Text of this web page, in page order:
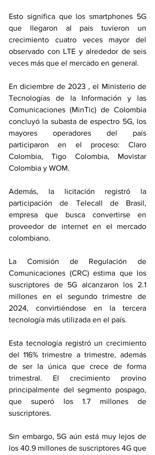
Esto significa que los smartphones 5G
que llegaron al país tuvieron un
crecimiento cuatro veces mayor del
observado con LTE y alrededor de seis
veces más que el mercado en general.
En diciembre de 2023 , el Ministerio de
Tecnologías de la Información y las
Comunicaciones (MinTic) de Colombia
concluyó la subasta de espectro 5G, los
mayores operadores del país
participaron en el proceso: Claro
Colombia, Tigo Colombia, Movistar
Colombia y WOM.
Además, la licitación registró la
participación de Telecall de Brasil,
empresa que busca convertirse en
proveedor de internet en el mercado
colombiano.
La Comisión de Regulación de
Comunicaciones (CRC) estima que los
suscriptores de 5G alcanzaron los 2.1
millones en el segundo trimestre de
2024, convirtiéndose en la tercera
tecnología más utilizada en el país.
Esta tecnología registró un crecimiento
del 116% trimestre a trimestre, además
de ser la única que crece de forma
trimestral. El crecimiento provino
principalmente del segmento pospago,
que superó los 1.7 millones de
suscriptores.
Sin embargo, 5G aún está muy lejos de
los 40.9 millones de suscriptores 4G que